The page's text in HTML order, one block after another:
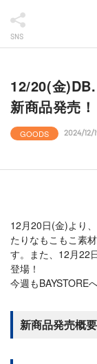
SNS
12/20(金
新商品発売！
GOODS 2024/12/
12月20日(金)より
たりなもこもこ素
す。また、12月22
登場！
今週もBAYSTORE
新商品発売概要